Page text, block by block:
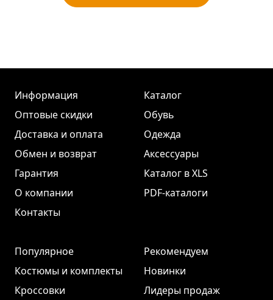
Информация
Оптовые скидки
Доставка и оплата
Обмен и возврат
Гарантия
О компании
Контакты
Каталог
Обувь
Одежда
Аксессуары
Каталог в XLS
PDF-каталоги
Популярное
Костюмы и комплекты
Кроссовки
Рекомендуем
Новинки
Лидеры продаж